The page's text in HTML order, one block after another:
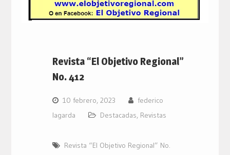
Revista “El Objetivo Regional”
No. 412
10 febrero, 2023
federico
lagarda
Destacadas, Revistas
Revista “El Objetivo Regional” No.